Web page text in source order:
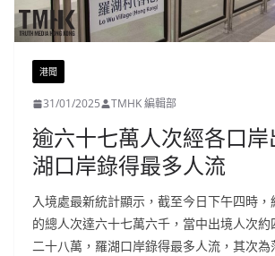
港聞
31/01/2025 TMHK 編輯部
逾六十七萬人次經各口
湖口岸錄得最多人流
入境處最新統計顯示，截至今日下午四時
的總人次達六十七萬六千，當中出境人次約
二十八萬，羅湖口岸錄得最多人流，其次為